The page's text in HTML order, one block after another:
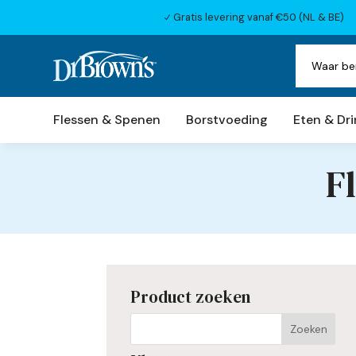
N Gratis levering vanaf €50 (NL & BE)
Flessen & Spenen Borstvoeding Eten &
Product zoeken